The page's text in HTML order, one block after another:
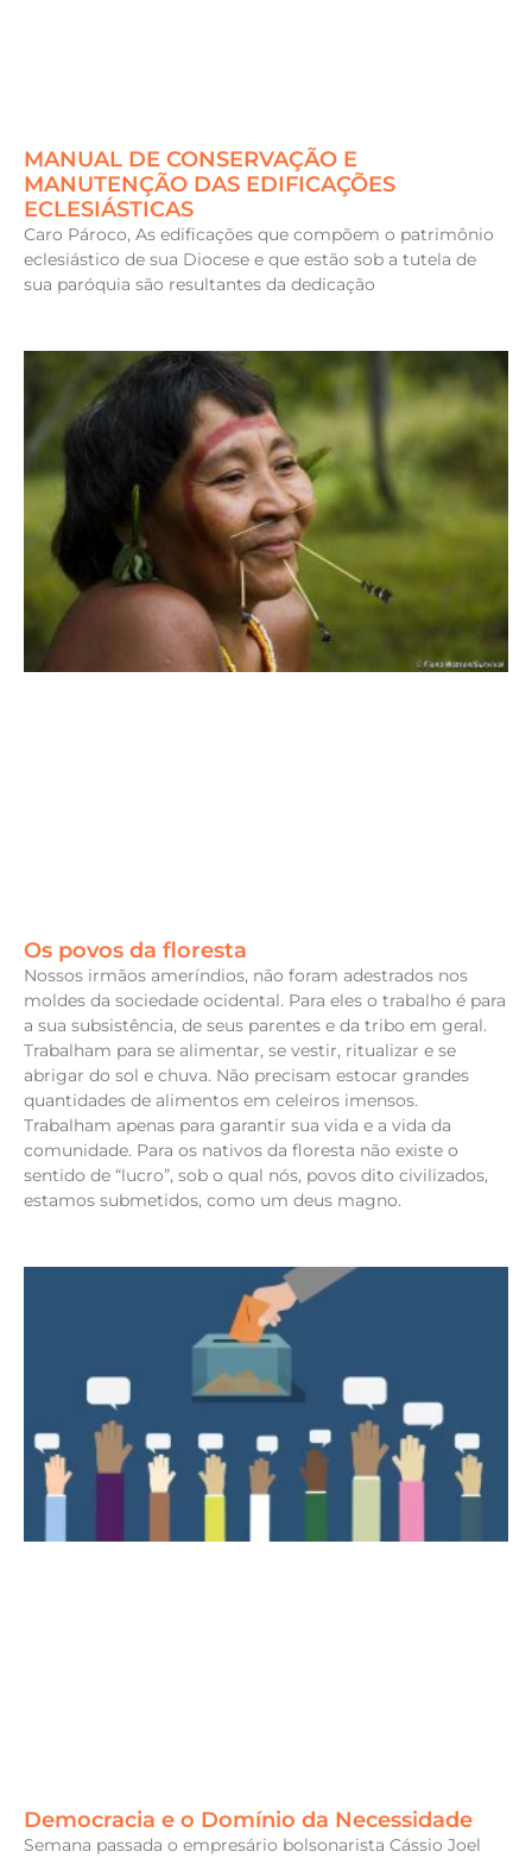
MANUAL DE CONSERVAÇÃO E
MANUTENÇÃO DAS EDIFICAÇÕES
ECLESIÁSTICAS
Caro Pároco, As edificações que compõem o patrimônio
eclesiástico de sua Diocese e que estão sob a tutela de
sua paróquia são resultantes da dedicação
Os povos da floresta
Nossos irmãos ameríndios, não foram adestrados nos
moldes da sociedade ocidental. Para eles o trabalho é para
a sua subsistência, de seus parentes e da tribo em geral.
Trabalham para se alimentar, se vestir, ritualizar e se
abrigar do sol e chuva. Não precisam estocar grandes
quantidades de alimentos em celeiros imensos.
Trabalham apenas para garantir sua vida e a vida da
comunidade. Para os nativos da floresta não existe o
sentido de “lucro”, sob o qual nós, povos dito civilizados,
estamos submetidos, como um deus magno.
Democracia e o Domínio da Necessidade
Semana passada o empresário bolsonarista Cássio Joel